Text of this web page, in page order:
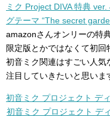
ミク Project DIVA 特典
グテーマ “The secret
amazonさんオンリーの特
限定版とかではなくて初
初音ミク関連はすごい人
注目していきたいと思いま
初音ミク プロジェクト デ
初音ミク プロジェクト デ